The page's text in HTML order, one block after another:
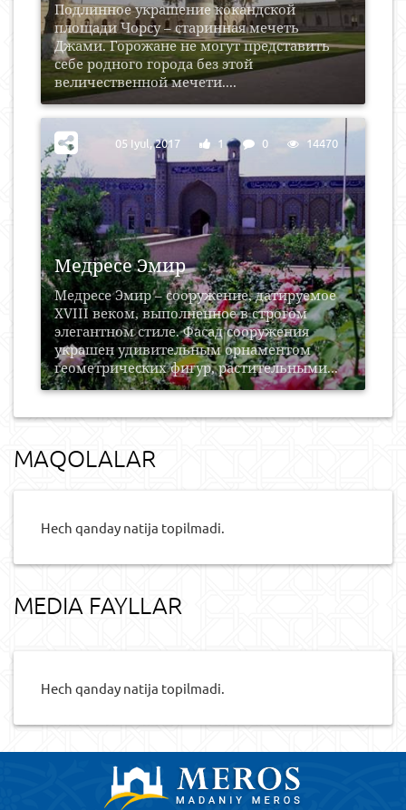
Подлинное украшение кокандской
площади Чорсу – старинная мечеть
Джами. Горожане не могут представить
себе родного города без этой
величественной мечети....
Медресе Эмир
Медресе Эмир – сооружение, датируемое
XVIII веком, выполненное в строгом
элегантном стиле. Фасад сооружения
украшен удивительным орнаментом
геометрических фигур, растительными...
05 Iyul, 2017 1 0 14470
MAQOLALAR
Hech qanday natija topilmadi.
MEDIA FAYLLAR
Hech qanday natija topilmadi.